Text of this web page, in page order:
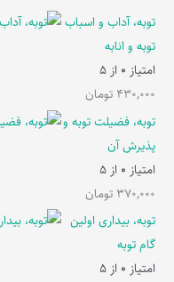
توبه، آداب و اسباب
توبه و انابه
امتیاز 0 از 5
430,000 تومان
توبه، فضیلت توبه و
پذیرش آن
امتیاز 0 از 5
370,000 تومان
توبه، بیداری اولین
گام توبه
امتیاز 0 از 5